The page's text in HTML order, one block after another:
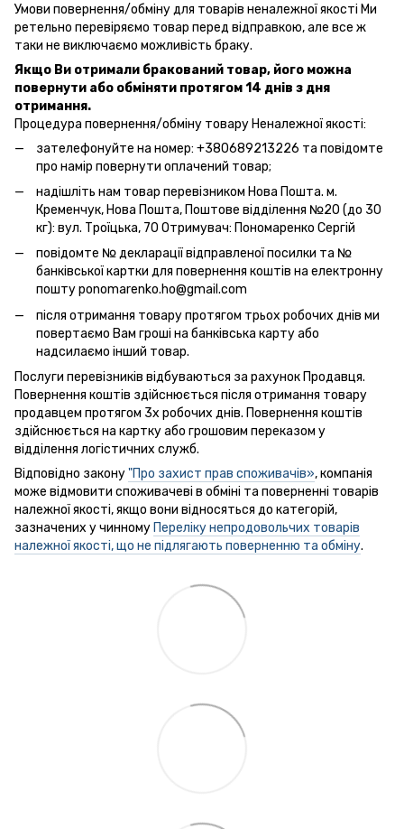
Умови повернення/обміну для товарів неналежної якості Ми
ретельно перевіряємо товар перед відправкою, але все ж
таки не виключаємо можливість браку.
Якщо Ви отримали бракований товар, його можна
повернути або обміняти протягом 14 днів з дня
отримання.
Процедура повернення/обміну товару Неналежної якості:
зателефонуйте на номер: +380689213226 та повідомте
про намір повернути оплачений товар;
надішліть нам товар перевізником Нова Пошта. м.
Кременчук, Нова Пошта, Поштове відділення №20 (до 30
кг): вул. Троїцька, 70 Отримувач: Пономаренко Сергій
повідомте № декларації відправленої посилки та №
банківської картки для повернення коштів на електронну
пошту ponomarenko.ho@gmail.com
після отримання товару протягом трьох робочих днів ми
повертаємо Вам гроші на банківська карту або
надсилаємо інший товар.
Послуги перевізників відбуваються за рахунок Продавця.
Повернення коштів здійснюється після отримання товару
продавцем протягом 3х робочих днів. Повернення коштів
здійснюється на картку або грошовим переказом у
відділення логістичних служб.
Відповідно закону"Про захист прав споживачів», компанія
може відмовити споживачеві в обміні та поверненні товарів
належної якості, якщо вони відносяться до категорій,
зазначених у чинному Переліку непродовольчих товарів
належної якості, що не підлягають поверненню та обміну.